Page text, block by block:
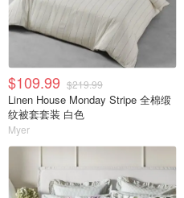
$109.99 $219.99
Linen House Monday Stripe 全棉缎
纹被套套装 白色
Myer